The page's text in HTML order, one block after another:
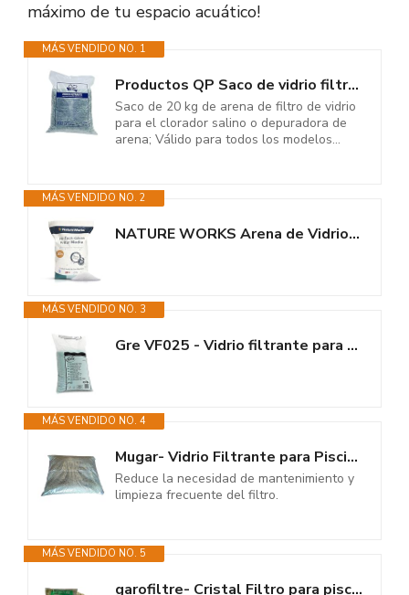
máximo de tu espacio acuático!
MÁS VENDIDO NO. 1
Productos QP Saco de vidrio filtrante para piscinas, 20Kg - QP 500047
Saco de 20 kg de arena de filtro de vidrio
para el clorador salino o depuradora de
arena; Válido para todos los modelos...
MÁS VENDIDO NO. 2
NATURE WORKS Arena de Vidrio Filtrante para Piscina con Poder de...
MÁS VENDIDO NO. 3
Gre VF025 - Vidrio filtrante para filtros de Piscina, para Mantener el Agua...
MÁS VENDIDO NO. 4
Mugar- Vidrio Filtrante para Piscinas en Formato 20kg- Sacos de 20kg de...
Reduce la necesidad de mantenimiento y
limpieza frecuente del filtro.
MÁS VENDIDO NO. 5
garofiltre- Cristal Filtro para piscinas (Arena de Cristal). De Tanto en el...